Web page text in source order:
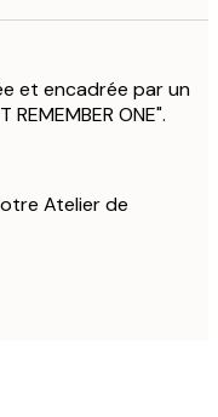
et encadrée par un
ONE".
Atelier de